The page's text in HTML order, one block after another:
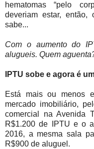
hematomas “pelo
deveriam estar, então,
sabe...
Com o aumento do
alugueis. Quem
IPTU sobe e agora é
Está mais ou menos
mercado imobiliário,
comercial na Avenida
R$1.200 de IPTU e o
2016, a mesma sala
R$900 de aluguel.